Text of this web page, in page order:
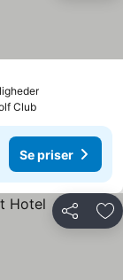
Se priser
Club
Se priser
Del